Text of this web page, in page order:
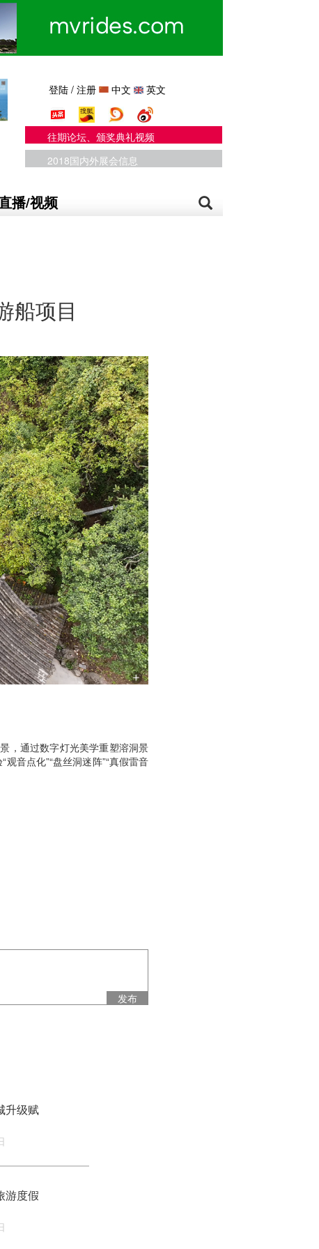
登陆 /注册 中文 英文
往期论坛、颁奖典礼视频
2018国内外展会信息
播/视频
船项目
，通过数字灯光美学重塑溶洞景
音点化”“盘丝洞迷阵”“真假雷音
发布
升级赋
游度假